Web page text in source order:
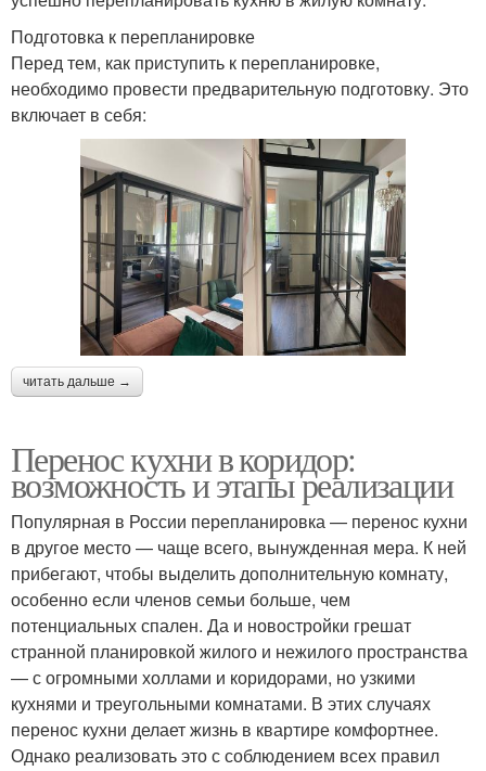
Подготовка к перепланировке
Перед тем, как приступить к перепланировке,
необходимо провести предварительную подготовку. Это
включает в себя:
читать дальше →
Перенос кухни в коридор:
возможность и этапы реализации
Популярная в России перепланировка — перенос кухни
в другое место — чаще всего, вынужденная мера. К ней
прибегают, чтобы выделить дополнительную комнату,
особенно если членов семьи больше, чем
потенциальных спален. Да и новостройки грешат
странной планировкой жилого и нежилого пространства
— с огромными холлами и коридорами, но узкими
кухнями и треугольными комнатами. В этих случаях
перенос кухни делает жизнь в квартире комфортнее.
Однако реализовать это с соблюдением всех правил